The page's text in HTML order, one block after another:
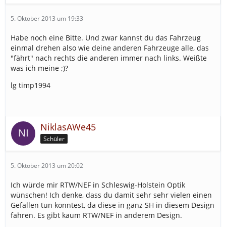
5. Oktober 2013 um 19:33
Habe noch eine Bitte. Und zwar kannst du das Fahrzeug
einmal drehen also wie deine anderen Fahrzeuge alle, das
"fährt" nach rechts die anderen immer nach links. Weißte
was ich meine ;)?
lg timp1994
NiklasAWe45
Schüler
5. Oktober 2013 um 20:02
Ich würde mir RTW/NEF in Schleswig-Holstein Optik
wünschen! Ich denke, dass du damit sehr sehr vielen einen
Gefallen tun könntest, da diese in ganz SH in diesem Design
fahren. Es gibt kaum RTW/NEF in anderem Design.